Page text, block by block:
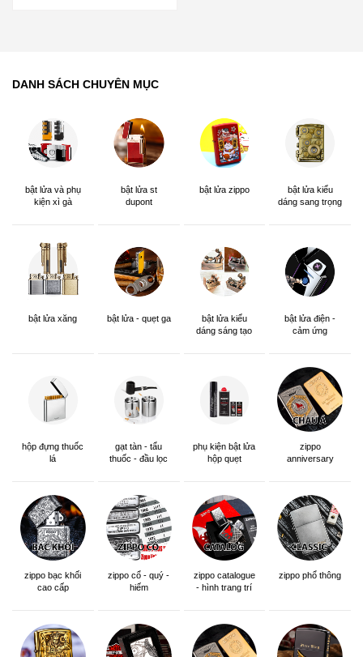
DANH SÁCH CHUYÊN MỤC
bật lửa và phụ
kiện xì gà
bật lửa st
dupont
bật lửa zippo
bật lửa kiểu
dáng sang trọng
bật lửa xăng bật lửa - quẹt ga
bật lửa kiểu
dáng sáng tạo
bật lửa điện -
cảm ứng
hộp đựng thuốc
lá
gạt tàn - tẩu
thuốc - đầu lọc
phụ kiện bật lửa
hộp quẹt
zippo
anniversary
zippo bạc khối
cao cấp
zippo cổ - quý -
hiếm
zippo catalogue
- hình trang trí
zippo phổ thông